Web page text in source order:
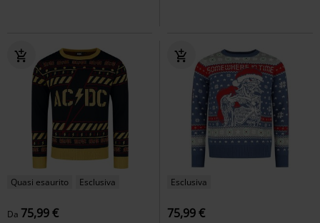
Quasi esaurito Esclusiva
Da 75,99 €
Esclusiva
75,99 €